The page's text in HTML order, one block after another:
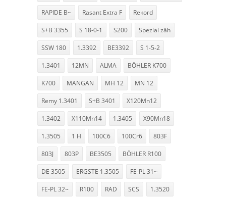
RAPIDE B~ Rasant Extra F Rekord
S+B 3355 S 18-0-1 S200 Spezial zäh
SSW 180 1.3392 BE3392 S 1-5-2
1.3401 12MN ALMA BÖHLER K700
K700 MANGAN MH 12 MN 12
Remy 1.3401 S+B 3401 X120Mn12
1.3402 X110Mn14 1.3405 X90Mn18
1.3505 1 H 100C6 100Cr6 803F
803J 803P BE3505 BÖHLER R100
DE 3505 ERGSTE 1.3505 FE-PL 31~
FE-PL 32~ R100 RAD SCS 1.3520